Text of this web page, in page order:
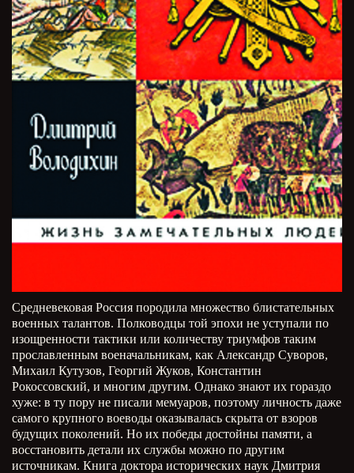
Средневековая Россия породила множество блистательных
военных талантов. Полководцы той эпохи не уступали по
изощренности тактики или количеству триумфов таким
прославленным военачальникам, как Александр Суворов,
Михаил Кутузов, Георгий Жуков, Константин
Рокоссовский, и многим другим. Однако знают их гораздо
хуже: в ту пору не писали мемуаров, поэтому личность даже
самого крупного воеводы оказывалась скрыта от взоров
будущих поколений. Но их победы достойны памяти, а
восстановить детали их службы можно по другим
источникам. Книга доктора исторических наук Дмитрия